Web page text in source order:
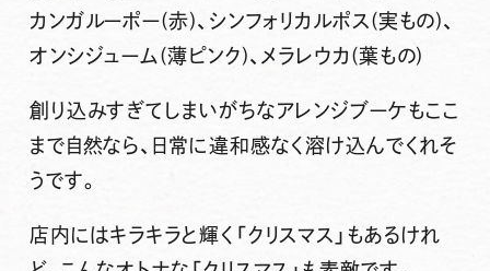
カンガルーポー(赤)、シンフォリカルポス(実もの)、
オンシジューム(薄ピンク)、メラレウカ(葉もの)
創り込みすぎてしまいがちなアレンジブーケもここ
まで自然なら、日常に違和感なく溶け込んでくれそ
うです。
店内にはキラキラと輝く「クリスマス」もあるけれ